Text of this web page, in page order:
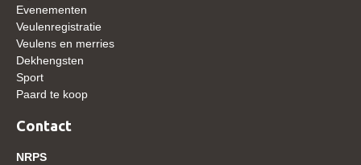
Wereldkampioenschap Jonge Paarden
Dutch Pony Championship
Evenementen
Arabian Horse Events
Veulenregistratie
Evenementen
Veulenregistratie
Veulens en merries
Dekhengsten
Sport
Paard te koop
Contact
NRPS